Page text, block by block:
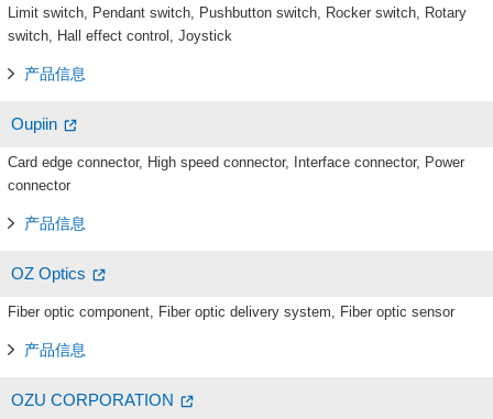
Limit switch, Pendant switch, Pushbutton switch, Rocker switch, Rotary
switch, Hall effect control, Joystick
产品信息
Oupiin
Card edge connector, High speed connector, Interface connector, Power
connector
产品信息
OZ Optics
Fiber optic component, Fiber optic delivery system, Fiber optic sensor
产品信息
OZU CORPORATION